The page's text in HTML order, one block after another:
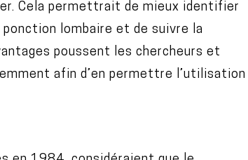
Cela permettrait de mieux identifier
lombaire et de suivre la
poussent les chercheurs et
afin d’en permettre l’utilisation